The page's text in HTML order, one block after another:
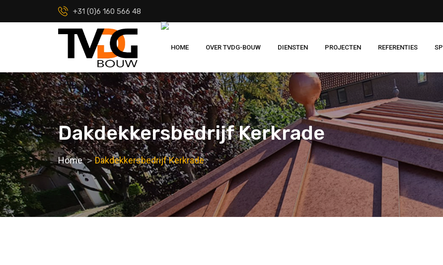
+31 (0)6 160 566 48
HOME OVER TVDG-BOUW DIENSTEN PROJECTEN REFERENTIES
Dakdekkersbedrijf Kerkrade
Home Dakdekkersbedrijf Kerkrade